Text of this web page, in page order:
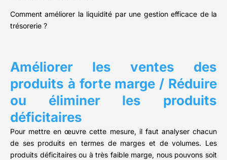
Comment améliorer la liquidité par une gestion efficace de la
trésorerie ?
Améliorer les ventes des
produits à forte marge / Réduire
ou éliminer les produits
déficitaires
Pour mettre en œuvre cette mesure, il faut analyser chacun
de ses produits en termes de marges et de volumes. Les
produits déficitaires ou à très faible marge, nous pouvons soit